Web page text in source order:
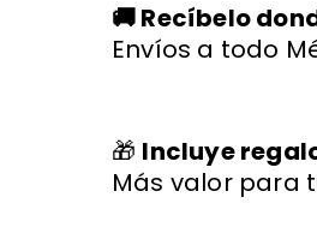
🚚 Recíbelo
Envíos a todo
🎁 Incluye
Más valor para